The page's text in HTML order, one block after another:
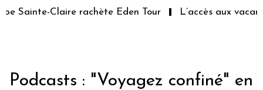
Sainte-Claire rachète Eden Tour L’accès aux
Podcasts : "Voyagez confiné" en